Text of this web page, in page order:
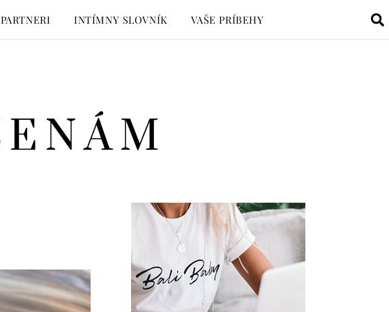
PARTNERI INTÍMNY SLOVNÍK VAŠE PRÍBEHY